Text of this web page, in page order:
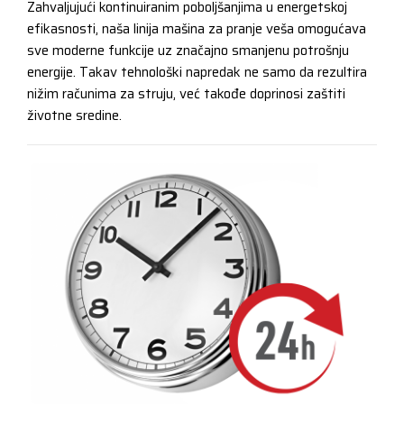
Zahvaljujući kontinuiranim poboljšanjima u energetskoj
efikasnosti, naša linija mašina za pranje veša omogućava
sve moderne funkcije uz značajno smanjenu potrošnju
energije. Takav tehnološki napredak ne samo da rezultira
nižim računima za struju, već takođe doprinosi zaštiti
životne sredine.